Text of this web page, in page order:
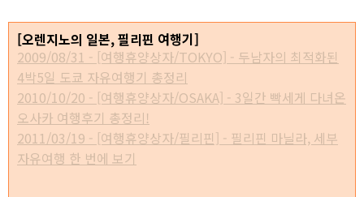
[오렌지노의 일본, 필리핀 여행기]
2009/08/31 - [여행휴양상자/TOKYO] - 두남자의 최적화된
4박5일 도쿄 자유여행기 총정리
2010/10/20 - [여행휴양상자/OSAKA] - 3일간 빡세게 다녀온
오사카 여행후기 총정리!
2011/03/19 - [여행휴양상자/필리핀] - 필리핀 마닐라, 세부
자유여행 한 번에 보기